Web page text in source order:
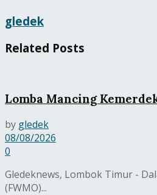
gledek
Related Posts
Lomba Mancing
by gledek
08/08/2026
0
Gledeknews, Lombok Timur -
(FWMO)...